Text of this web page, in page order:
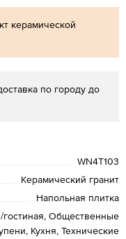
керамической
по городу до
WN4T103
Керамический гранит
Напольная плитка
гостиная, Общественные
Кухня, Технические